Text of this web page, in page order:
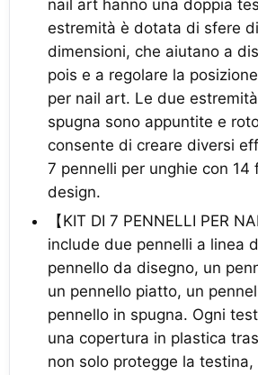
nail art hanno una doppia
estremità è dotata di sfere
dimensioni, che aiutano a
pois e a regolare la
per nail art. Le due
spugna sono appuntite e
consente di creare diversi
7 pennelli per unghie con 14
design.
【KIT DI 7 PENNELLI PER
include due pennelli a linea
pennello da disegno, un
un pennello piatto, un
pennello in spugna. Ogni
una copertura in plastica
non solo protegge la testina,